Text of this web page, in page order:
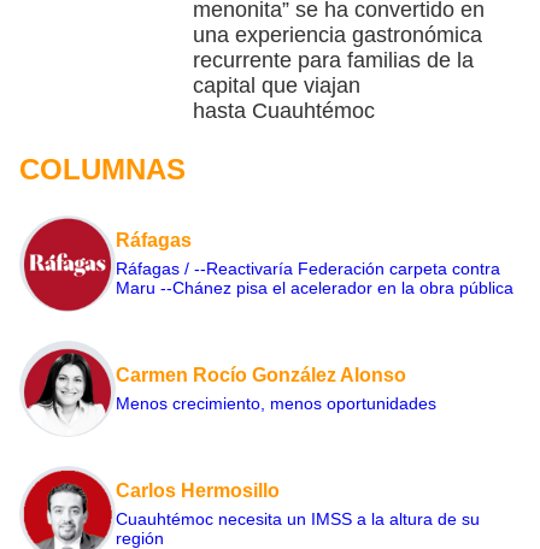
menonita” se ha convertido en
una experiencia gastronómica
recurrente para familias de la
capital que viajan
hasta Cuauhtémoc
COLUMNAS
Ráfagas
Ráfagas / --Reactivaría Federación carpeta contra
Maru --Chánez pisa el acelerador en la obra pública
Carmen Rocío González Alonso
Menos crecimiento, menos oportunidades
Carlos Hermosillo
Cuauhtémoc necesita un IMSS a la altura de su
región